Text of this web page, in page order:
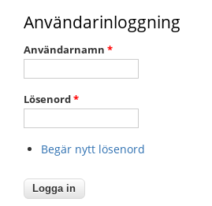
Användarinloggning
Användarnamn *
Lösenord*
Begär nytt lösenord